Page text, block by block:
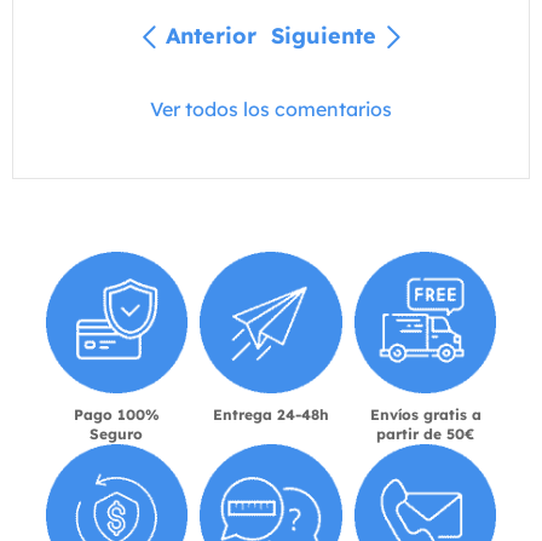
Anterior Siguiente
Ver todos los comentarios
Pago 100%
Seguro
Entrega 24-48h
Envíos gratis a
partir de 50€